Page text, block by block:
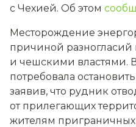
с Чехией. Об этом
Месторождение
причиной
и чешскими властями.
потребовала
заявив, что рудник
от прилегающих
жителям приграничных